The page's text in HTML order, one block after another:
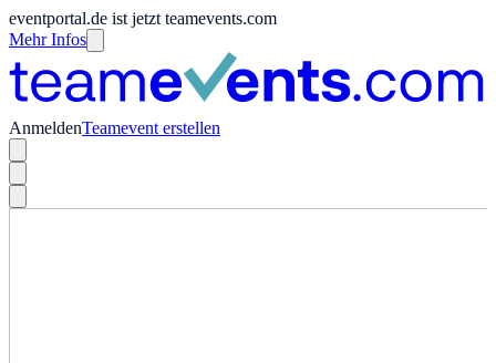
eventportal.de ist jetzt teamevents.com
Mehr Infos
AnmeldenTeamevent erstellen